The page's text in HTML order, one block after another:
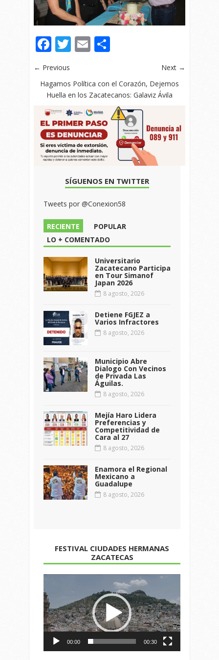
Facebook
Twitter
Email
← Previous
Next →
Hagamos Política con el Corazón, Dejemos
Huella en los Zacatecanos: Galaviz Ávila
SÍGUENOS EN TWITTER
Tweets por @Conexion58
RECIENTE
POPULAR
LO + COMENTADO
Universitario
Zacatecano Participa
en Tour Simanof
Japan 2026
8 agosto, 2026
Detiene FGJEZ a
Varios Infractores
8 agosto, 2026
Municipio Abre
Dialogo Con Vecinos
de Privada Las
Águilas.
8 agosto, 2026
Mejía Haro Lidera
Preferencias y
Competitividad de
Cara al 27
8 agosto, 2026
Enamora el Regional
Mexicano a
Guadalupe
8 agosto, 2026
FESTIVAL CIUDADES HERMANAS
ZACATECAS
de
vídeo
00:00 00:30